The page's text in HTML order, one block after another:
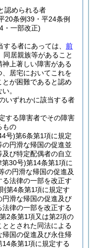
認められる者
20条例39・平24条例
・一部改正)
る者にあっては、 前
居親族等があること
上著しい障害がある
居宅においてこれを
が困難であると認め
。
いずれかに該当する者
する障害者でその障害
もの
号)第6条第1項に規定
円滑な帰国の促進並
び特定配偶者の自立
第30号)第14条第1項に
の円滑な帰国の促進及
法律の一部を改正す
第4条第1項に規定す
滑な帰国の促進及び
律の一部を改正する
2条第1項又は第2項の
とされた同法による
国の促進及び永住帰
条第1項に規定する